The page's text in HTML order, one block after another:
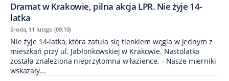
Dramat w Krakowie, pilna akcja LPR. Nie żyje 14-
latka
Środa, 11 lutego (09:10)
Nie żyje 14-latka, która zatuła się tlenkiem węgla w jednym z
mieszkań przy ul. Jabłonkowskiej w Krakowie. Nastolatka
została znaleziona nieprzytomna w łazience. - Nasze mierniki
wskazały...